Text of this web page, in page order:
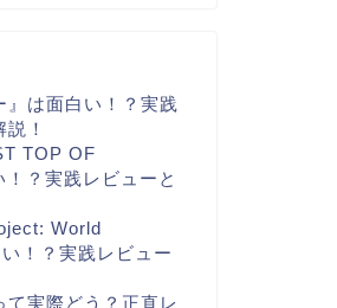
』は面白い！？実践
！
TOP OF
？実践レビューと
World
！？実践レビュー
て実際どう？正直レ